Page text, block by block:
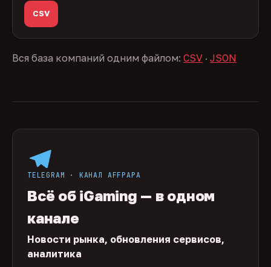
CSV
Вся база компаний одним файлом: CSV · JSON
TELEGRAM · КАНАЛ AFFPAPA
Всё об iGaming — в одном
канале
Новости рынка, обновления сервисов,
аналитика